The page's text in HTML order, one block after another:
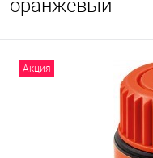
оранжевый
Акция